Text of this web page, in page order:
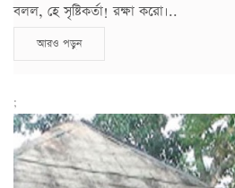
বলল, হে সৃষ্টিকর্তা! রক্ষা করো।..
আরও পড়ুন
;